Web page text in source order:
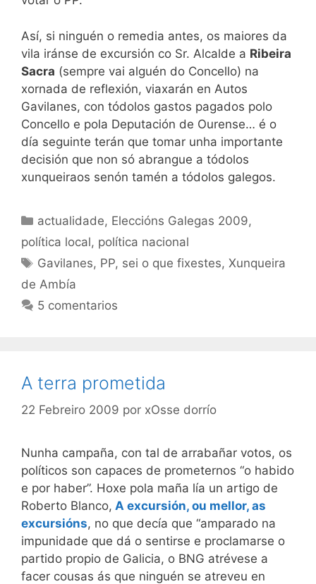
Así, si ninguén o remedia antes, os maiores da
vila iránse de excursión co Sr. Alcalde a Ribeira
Sacra (sempre vai alguén do Concello) na
xornada de reflexión, viaxarán en Autos
Gavilanes, con tódolos gastos pagados polo
Concello e pola Deputación de Ourense… é o
día seguinte terán que tomar unha importante
decisión que non só abrangue a tódolos
xunqueiraos senón tamén a tódolos galegos.
Categorías
actualidade, Eleccións Galegas 2009,
política local, política nacional
Etiquetas
Gavilanes, PP, sei o que fixestes,Xunqueira
de Ambía
5 comentarios
A terra prometida
22 Febreiro 2009 por xOsse dorrío
Nunha campaña, con tal de arrabañar votos, os
políticos son capaces de prometernos “o habido
e por haber”. Hoxe pola maña lía un artigo de
Roberto Blanco, A excursión, ou mellor, as
excursións, no que decía que “amparado na
impunidade que dá o sentirse e proclamarse o
partido propio de Galicia, o BNG atrévese a
facer cousas ás que ninguén se atreveu en